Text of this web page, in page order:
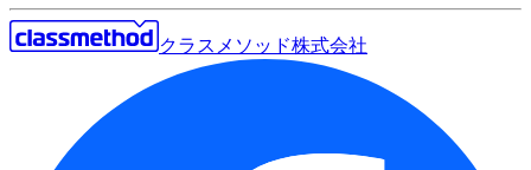
クラスメソッド株式会社